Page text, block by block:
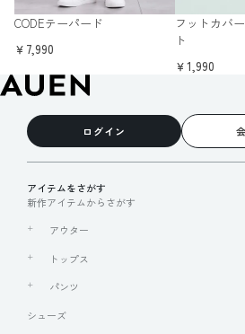
CODEテーパード
￥7,990
フットカバ
ト
￥1,990
ログイン
アイテムをさがす
新作アイテムからさがす
アウター
トップス
パンツ
シューズ